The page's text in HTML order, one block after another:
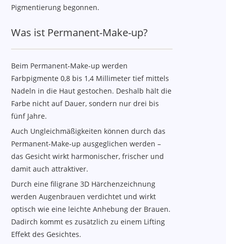
Pigmentierung begonnen.
Was ist Permanent-Make-up?
Beim Permanent-Make-up werden
Farbpigmente 0,8 bis 1,4 Millimeter tief mittels
Nadeln in die Haut gestochen. Deshalb hält die
Farbe nicht auf Dauer, sondern nur drei bis
fünf Jahre.
Auch Ungleichmäßigkeiten können durch das
Permanent-Make-up ausgeglichen werden –
das Gesicht wirkt harmonischer, frischer und
damit auch attraktiver.
Durch eine filigrane 3D Härchenzeichnung
werden Augenbrauen verdichtet und wirkt
optisch wie eine leichte Anhebung der Brauen.
Dadirch kommt es zusätzlich zu einem Lifting
Effekt des Gesichtes.